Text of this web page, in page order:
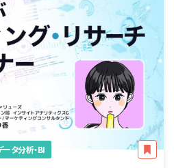
ータ分析・BI